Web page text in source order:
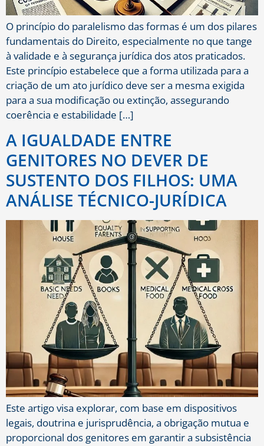
O princípio do paralelismo das formas é um dos pilares
fundamentais do Direito, especialmente no que tange
à validade e à segurança jurídica dos atos praticados.
Este princípio estabelece que a forma utilizada para a
criação de um ato jurídico deve ser a mesma exigida
para a sua modificação ou extinção, assegurando
coerência e estabilidade […]
A IGUALDADE ENTRE
GENITORES NO DEVER DE
SUSTENTO DOS FILHOS: UMA
ANÁLISE TÉCNICO-JURÍDICA
Este artigo visa explorar, com base em dispositivos
legais, doutrina e jurisprudência, a obrigação mutua e
proporcional dos genitores em garantir a subsistência